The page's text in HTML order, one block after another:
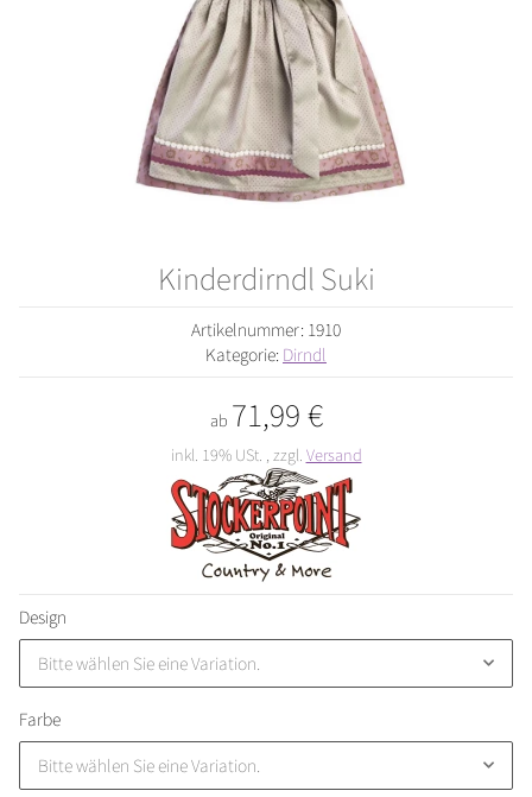
Kinderdirndl Suki
Artikelnummer: 1910
Kategorie: Dirndl
ab 71,99 €
inkl. 19% USt. , zzgl. Versand
Design
Bitte wählen Sie eine Variation.
Farbe
Bitte wählen Sie eine Variation.